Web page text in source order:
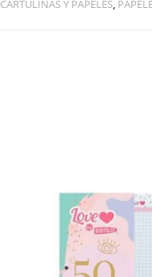
CARTULINAS Y PAPELES